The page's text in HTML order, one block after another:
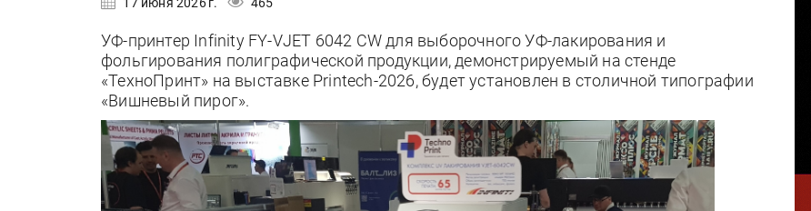
УФ-принтер Infinity FY-VJET 6042 CW для выборочного УФ-лакирования и
фольгирования полиграфической продукции, демонстрируемый на стенде
«ТехноПринт» на выставке Printech-2026, будет установлен в столичной типографии
«Вишневый пирог».